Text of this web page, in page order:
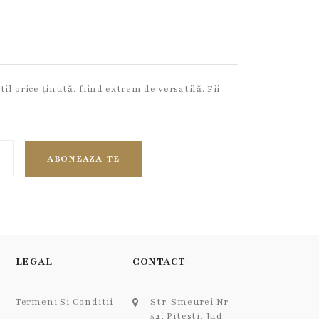
orice ținută, fiind extrem de versatilă. Fii
ABONEAZA-TE
LEGAL
Termeni Si Conditii
CONTACT
Str. Smeurei Nr
54, Pitesti, Jud.